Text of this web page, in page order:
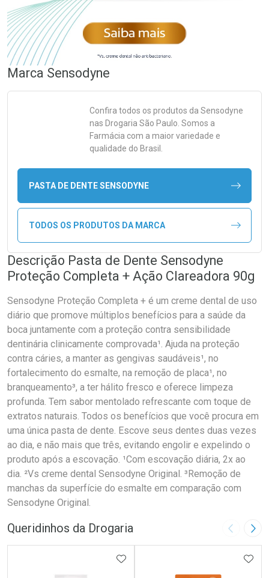
Marca Sensodyne
Confira todos os produtos da Sensodyne
nas Drogaria São Paulo. Somos a
Farmácia com a maior variedade e
qualidade do Brasil.
PASTA DE DENTE SENSODYNE
TODOS OS PRODUTOS DA MARCA
Descrição Pasta de Dente Sensodyne
Proteção Completa + Ação Clareadora 90g
Sensodyne Proteção Completa + é um creme dental de uso
diário que promove múltiplos benefícios para a saúde da
boca juntamente com a proteção contra sensibilidade
dentinária clinicamente comprovada¹. Ajuda na proteção
contra cáries, a manter as gengivas saudáveis¹, no
fortalecimento do esmalte, na remoção de placa¹, no
branqueamento³, a ter hálito fresco e oferece limpeza
profunda. Tem sabor mentolado refrescante com toque de
extratos naturais. Todos os benefícios que você procura em
uma única pasta de dente. Escove seus dentes duas vezes
ao dia, e não mais que três, evitando engolir e expelindo o
produto após a escovação. ¹Com escovação diária, 2x ao
dia. ²Vs creme dental Sensodyne Original. ³Remoção de
manchas da superfície do esmalte em comparação com
Sensodyne Original.
Queridinhos da Drogaria Imagem
ADICIONAR AOS FAVORITOS